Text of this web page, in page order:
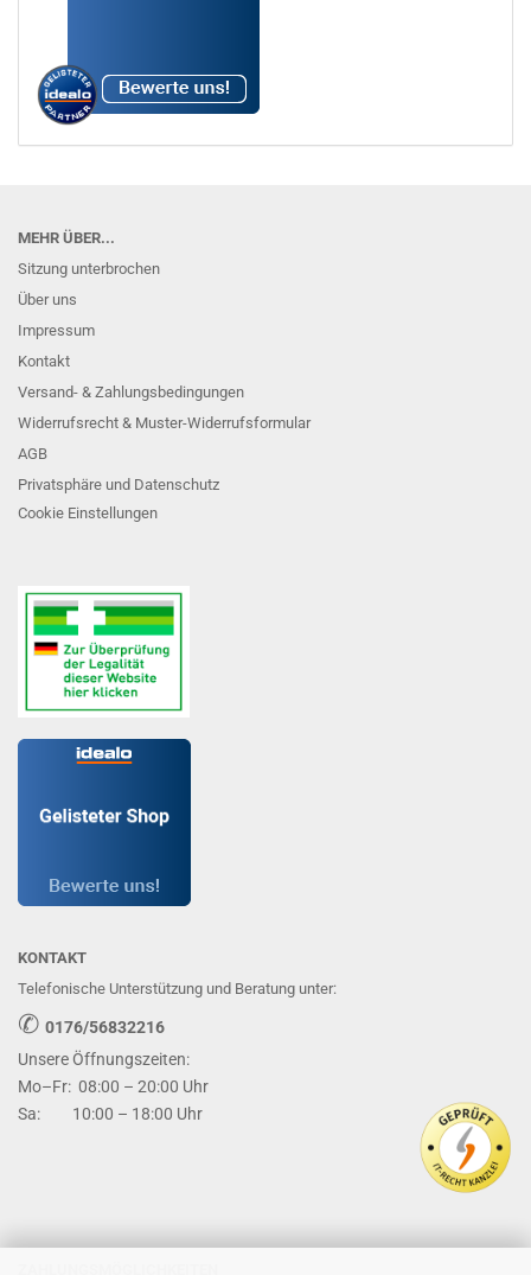
MEHR ÜBER...
Sitzung unterbrochen
Über uns
Impressum
Kontakt
Versand- & Zahlungsbedingungen
Widerrufsrecht & Muster-Widerrufsformular
AGB
Privatsphäre und Datenschutz
Cookie Einstellungen
KONTAKT
Telefonische Unterstützung und Beratung unter:
✆ 0176/56832216
Unsere Öffnungszeiten:
Mo–Fr: 08:00 – 20:00 Uhr
Sa: 10:00 – 18:00 Uhr